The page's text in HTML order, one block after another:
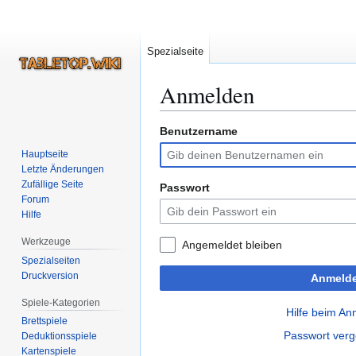
Anmelden
Zur
Navigation
springen
Zur
Suche
springen
Benutzername
Passwort
Angemeldet bleiben
Hilfe beim
Passwort
Spezialseite
Hauptseite
Letzte Änderungen
Zufällige Seite
Forum
Hilfe
Werkzeuge
Spezialseiten
Druckversion
Spiele-Kategorien
Brettspiele
Deduktionsspiele
Kartenspiele